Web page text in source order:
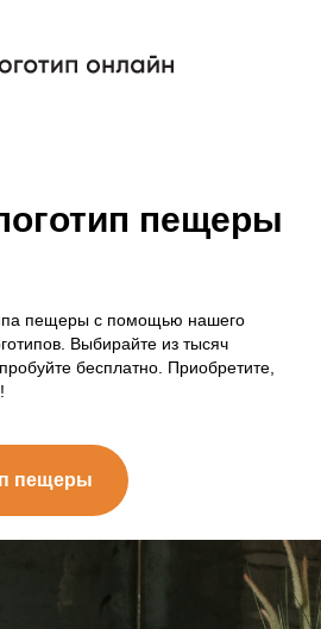
пещеры
пещеры с помощью нашего
Выбирайте из тысяч
бесплатно. Приобретите,
пещеры